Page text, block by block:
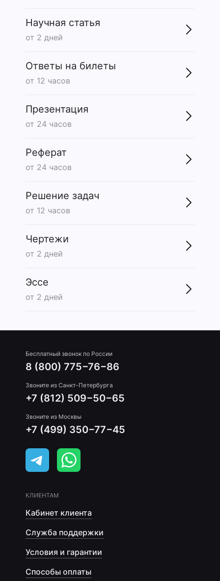
Научная статья
от 2 дней
Ответы на билеты
от 12 часов
Презентация
от 24 часов
Реферат
от 24 часов
Решение задач
от 12 часов
Чертежи
от 2 дней
Эссе
от 2 дней
Бесплатный звонок по России
8 (800) 775−76−86
Звоните из Санкт-Петербурга
+7 (812) 509−50−65
Звоните из Москвы
+7 (499) 350−77−45
КЛИЕНТАМ
Кабинет клиента
Служба поддержки
Условия и гарантии
Способы оплаты